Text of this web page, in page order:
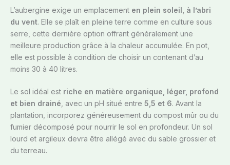
L’aubergine exige un emplacement en plein soleil, à l’abri
du vent. Elle se plaît en pleine terre comme en culture sous
serre, cette dernière option offrant généralement une
meilleure production grâce à la chaleur accumulée. En pot,
elle est possible à condition de choisir un contenant d’au
moins 30 à 40 litres.
Le sol idéal est riche en matière organique, léger, profond
et bien drainé , avec un pH situé entre 5,5 et 6. Avant la
plantation, incorporez généreusement du compost mûr ou du
fumier décomposé pour nourrir le sol en profondeur. Un sol
lourd et argileux devra être allégé avec du sable grossier et
du terreau.